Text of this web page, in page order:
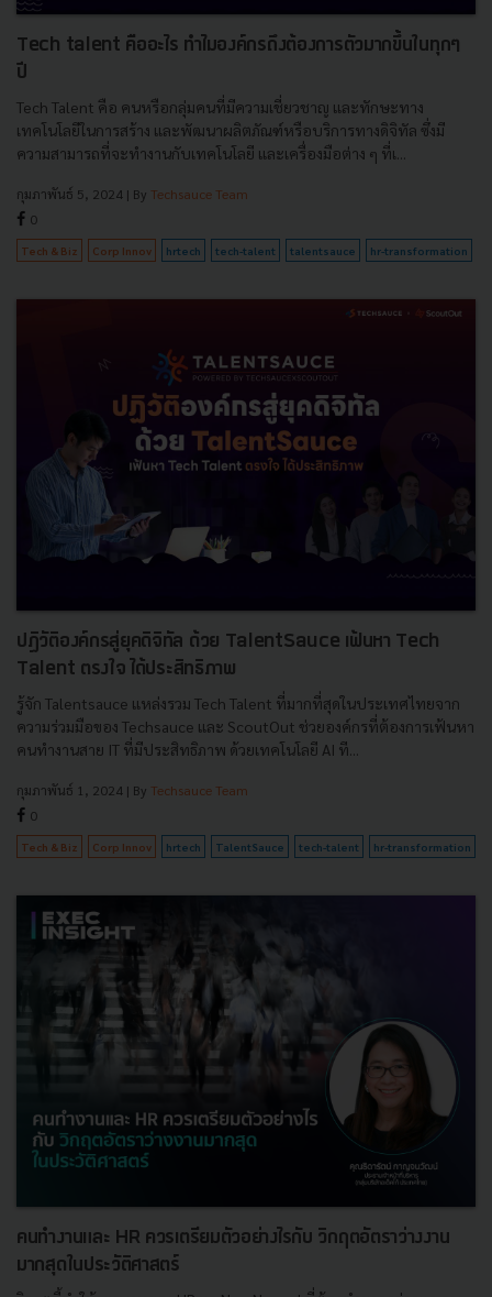
Tech talent คืออะไร ทำไมองค์กรถึงต้องการตัวมากขึ้นในทุกๆ
ปี
Tech Talent คือ คนหรือกลุ่มคนที่มีความเชี่ยวชาญ และทักษะทาง
เทคโนโลยีในการสร้าง และพัฒนาผลิตภัณฑ์หรือบริการทางดิจิทัล ซึ่งมี
ความสามารถที่จะทำงานกับเทคโนโลยี และเครื่องมือต่าง ๆ ที่เ...
กุมภาพันธ์ 5, 2024 | By Techsauce Team
0
Tech & Biz Corp Innov hrtech tech-talent talentsauce hr-transformation
ปฏิวัติองค์กรสู่ยุคดิจิทัล ด้วย TalentSauce เฟ้นหา Tech
Talent ตรงใจ ได้ประสิทธิภาพ
รู้จัก Talentsauce แหล่งรวม Tech Talent ที่มากที่สุดในประเทศไทยจาก
ความร่วมมือของ Techsauce และ ScoutOut ช่วยองค์กรที่ต้องการเฟ้นหา
คนทำงานสาย IT ที่มีประสิทธิภาพ ด้วยเทคโนโลยี AI ที...
กุมภาพันธ์ 1, 2024 | By Techsauce Team
0
Tech & Biz Corp Innov hrtech TalentSauce tech-talent hr-transformation
คนทำงานและ HR ควรเตรียมตัวอย่างไรกับ วิกฤตอัตราว่างงาน
มากสุดในประวัติศาสตร์